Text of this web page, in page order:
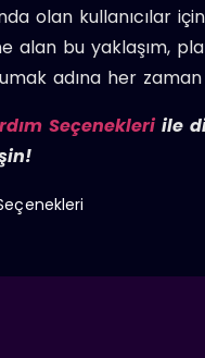
olan kullanıcılar
alan bu yaklaşım,
adına her
Seçenekleriile